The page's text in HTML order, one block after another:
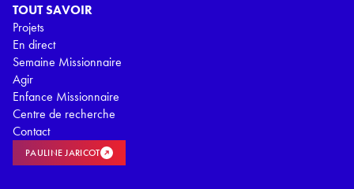
TOUT SAVOIR
Projets
En direct
Semaine Missionnaire
Agir
Enfance Missionnaire
Centre de recherche
Contact
PAULINE JARICOT